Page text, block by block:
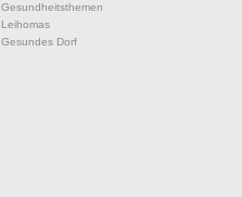
Gesundheitsthemen
Leihomas
Gesundes Dorf